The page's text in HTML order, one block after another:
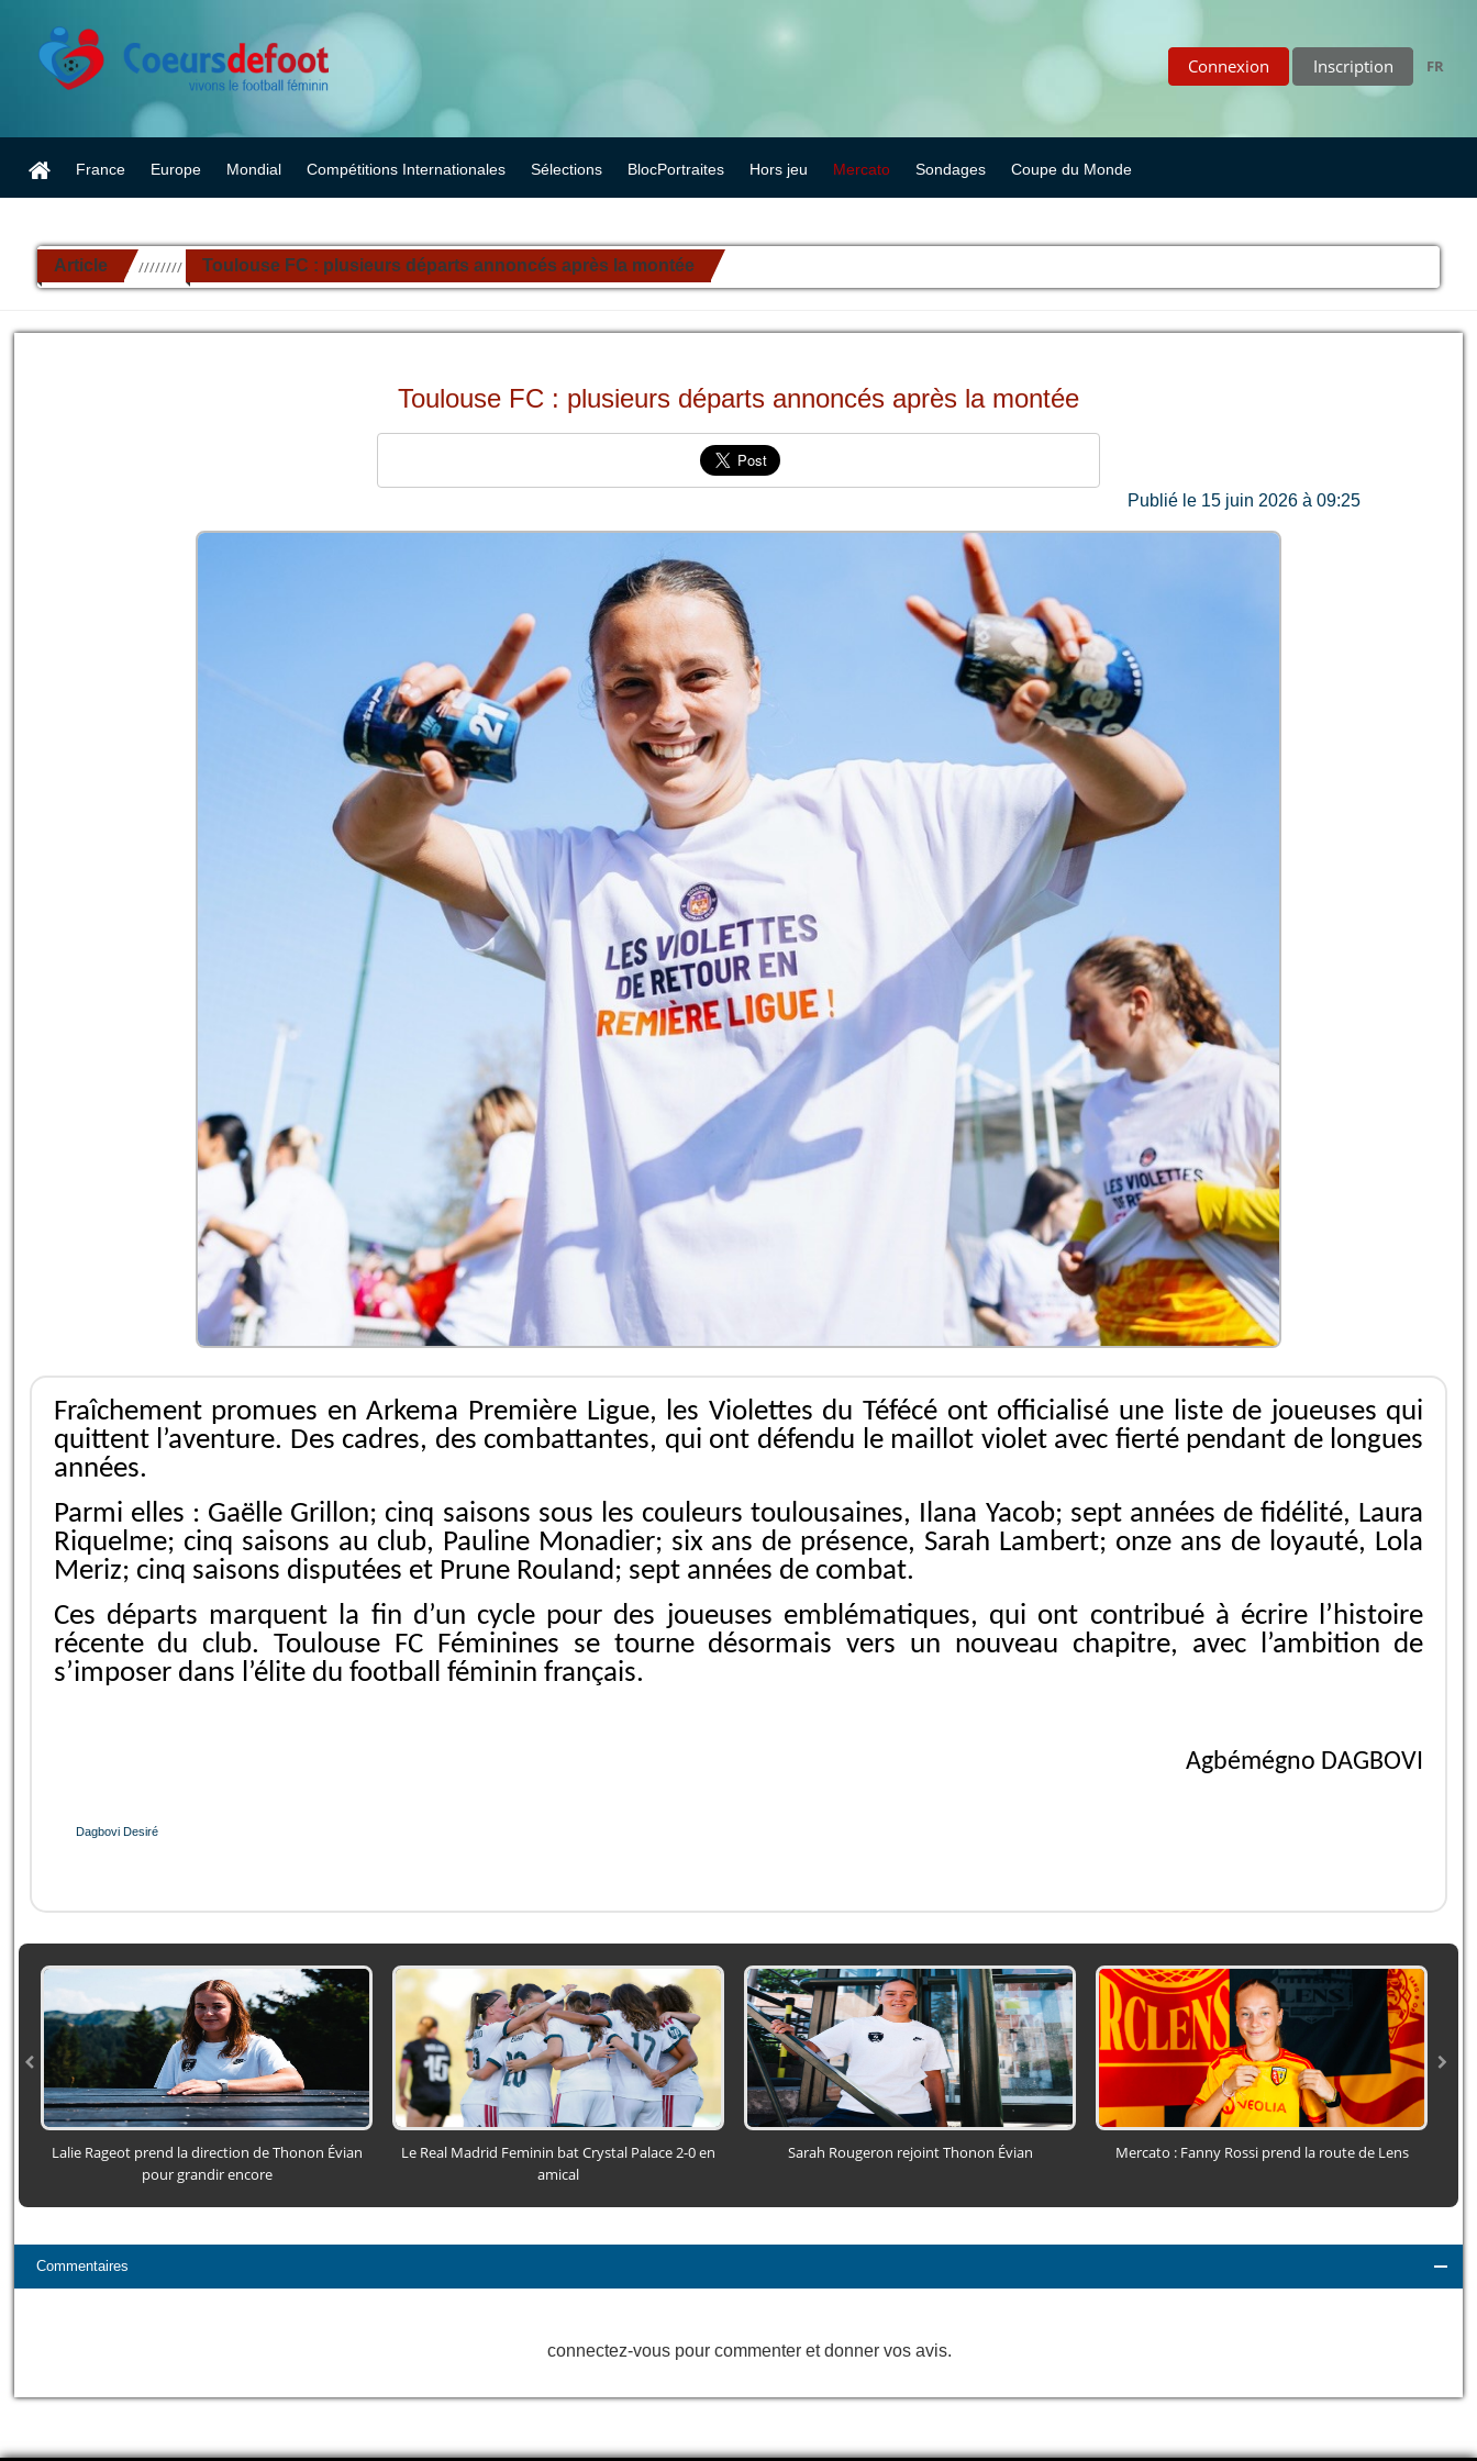
Connexion Inscription FR
France Europe Mondial Compétitions Internationales Sélections BlocPortraites Hors jeu Mercato Sondages Coupe du Monde
Article ////////// Toulouse FC : plusieurs départs annoncés après la montée
Toulouse FC : plusieurs départs annoncés après la montée
Publié le 15 juin 2026 à 09:25
Fraîchement promues en Arkema Première Ligue, les Violettes du Téfécé ont officialisé une liste de joueuses qui
quittent l’aventure. Des cadres, des combattantes, qui ont défendu le maillot violet avec fierté pendant de longues
années.
Parmi elles : Gaëlle Grillon; cinq saisons sous les couleurs toulousaines, Ilana Yacob; sept années de fidélité, Laura
Riquelme; cinq saisons au club, Pauline Monadier; six ans de présence, Sarah Lambert; onze ans de loyauté, Lola
Meriz; cinq saisons disputées et Prune Rouland; sept années de combat.
Ces départs marquent la fin d’un cycle pour des joueuses emblématiques, qui ont contribué à écrire l’histoire
récente du club. Toulouse FC Féminines se tourne désormais vers un nouveau chapitre, avec l’ambition de
s’imposer dans l’élite du football féminin français.
Agbémégno DAGBOVI
Dagbovi Desiré
Lalie Rageot prend la direction de Thonon Évian
pour grandir encore
Le Real Madrid Feminin bat Crystal Palace 2-0 en
amical
Sarah Rougeron rejoint Thonon Évian Mercato : Fanny Rossi prend la route de Lens
Commentaires
connectez-vous pour commenter et donner vos avis.